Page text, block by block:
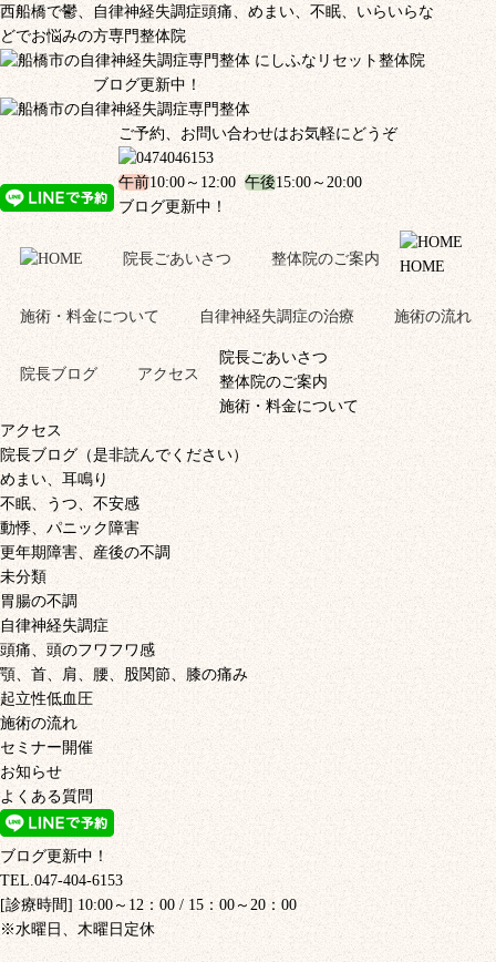
西船橋で鬱、自律神経失調症頭痛、めまい、不眠、いらいらな
どでお悩みの方専門整体院
ブログ更新中！
ご予約、お問い合わせはお気軽にどうぞ
午前10:00～12:00 午後15:00～20:00
ブログ更新中！
院長ごあいさつ 整体院のご案内
施術・料金について 自律神経失調症の治療 施術の流れ
院長ブログ アクセス
HOME
院長ごあいさつ
整体院のご案内
施術・料金について
アクセス
院長ブログ（是非読んでください）
めまい、耳鳴り
不眠、うつ、不安感
動悸、パニック障害
更年期障害、産後の不調
未分類
胃腸の不調
自律神経失調症
頭痛、頭のフワフワ感
顎、首、肩、腰、股関節、膝の痛み
起立性低血圧
施術の流れ
セミナー開催
お知らせ
よくある質問
ブログ更新中！
TEL.047-404-6153
[診療時間] 10:00～12：00 / 15：00～20：00
※水曜日、木曜日定休